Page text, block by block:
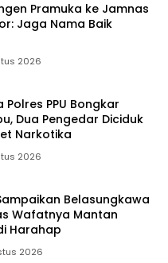
Pramuka ke Jamnas
Jaga Nama Baik
2026
PPU Bongkar
Dua Pengedar Diciduk
Narkotika
2026
Belasungkawa
Wafatnya Mantan
Harahap
2026